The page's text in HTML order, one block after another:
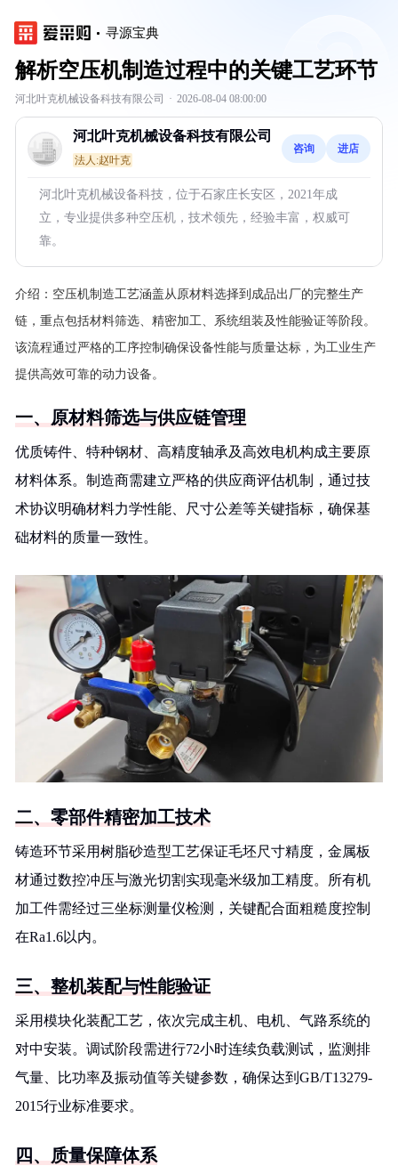
寻源宝典
解析空压机制造过程中的关键工艺环节
河北叶克机械设备科技有限公司 · 2026-08-04 08:00:00
河北叶克机械设备科技有限公司
法人:赵叶克
咨询 进店
河北叶克机械设备科技，位于石家庄长安区，2021年成
立，专业提供多种空压机，技术领先，经验丰富，权威可
靠。
介绍： 空压机制造工艺涵盖从原材料选择到成品出厂的完整生产
链，重点包括材料筛选、精密加工、系统组装及性能验证等阶段。
该流程通过严格的工序控制确保设备性能与质量达标，为工业生产
提供高效可靠的动力设备。
一、原材料筛选与供应链管理
优质铸件、特种钢材、高精度轴承及高效电机构成主要原
材料体系。制造商需建立严格的供应商评估机制，通过技
术协议明确材料力学性能、尺寸公差等关键指标，确保基
础材料的质量一致性。
二、零部件精密加工技术
铸造环节采用树脂砂造型工艺保证毛坯尺寸精度，金属板
材通过数控冲压与激光切割实现毫米级加工精度。所有机
加工件需经过三坐标测量仪检测，关键配合面粗糙度控制
在Ra1.6以内。
三、整机装配与性能验证
采用模块化装配工艺，依次完成主机、电机、气路系统的
对中安装。调试阶段需进行72小时连续负载测试，监测排
气量、比功率及振动值等关键参数，确保达到GB/T13279-
2015行业标准要求。
四、质量保障体系